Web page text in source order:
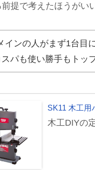
提で考えたほうがい
インの人がまず1台目
パも使い勝手もトッ
SK11 木工用
木工DIYの